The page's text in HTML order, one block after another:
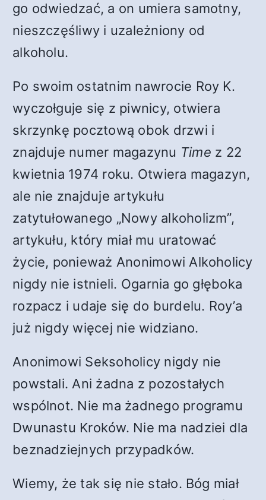
go odwiedzać, a on umiera samotny,
nieszczęśliwy i uzależniony od
alkoholu.
Po swoim ostatnim nawrocie Roy K.
wyczołguje się z piwnicy, otwiera
skrzynkę pocztową obok drzwi i
znajduje numer magazynu Time z 22
kwietnia 1974 roku. Otwiera magazyn,
ale nie znajduje artykułu
zatytułowanego „Nowy alkoholizm”,
artykułu, który miał mu uratować
życie, ponieważ Anonimowi Alkoholicy
nigdy nie istnieli. Ogarnia go głęboka
rozpacz i udaje się do burdelu. Roy’a
już nigdy więcej nie widziano.
Anonimowi Seksoholicy nigdy nie
powstali. Ani żadna z pozostałych
wspólnot. Nie ma żadnego programu
Dwunastu Kroków. Nie ma nadziei dla
beznadziejnych przypadków.
Wiemy, że tak się nie stało. Bóg miał